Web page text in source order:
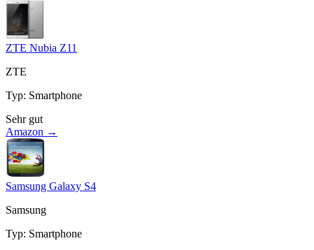
ZTE Nubia Z11
ZTE
Typ: Smartphone
Sehr gut
Amazon →
Samsung Galaxy S4
Samsung
Typ: Smartphone